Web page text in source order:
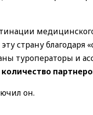
страну
туроператоры и
он.